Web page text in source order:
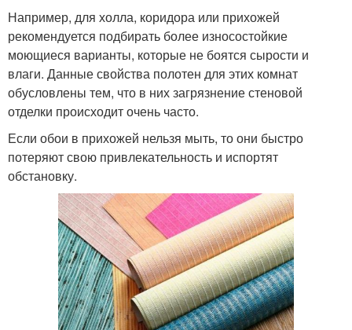
Например, для холла, коридора или прихожей
рекомендуется подбирать более износостойкие
моющиеся варианты, которые не боятся сырости и
влаги. Данные свойства полотен для этих комнат
обусловлены тем, что в них загрязнение стеновой
отделки происходит очень часто.
Если обои в прихожей нельзя мыть, то они быстро
потеряют свою привлекательность и испортят
обстановку.